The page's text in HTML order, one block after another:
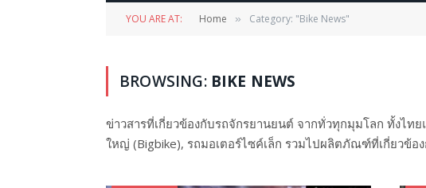
YOU ARE AT: Home » Category: "Bike News"
BROWSING: BIKE NEWS
ข่าวสารที่เกี่ยวข้องกับรถจักรยานยนต์ จากทั่วทุกมุมโลก ทั้งไท
ใหญ่ (Bigbike), รถมอเตอร์ไซค์เล็ก รวมไปผลิตภัณฑ์ที่เกี่ยวข้อ